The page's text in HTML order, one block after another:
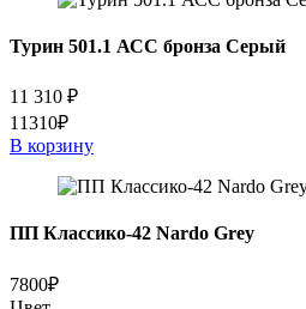
Турин 501.1 АСС бронза Серый
11 310 ₽
11310₽
В корзину
ПП Классико-42 Nardo Grey
7800₽